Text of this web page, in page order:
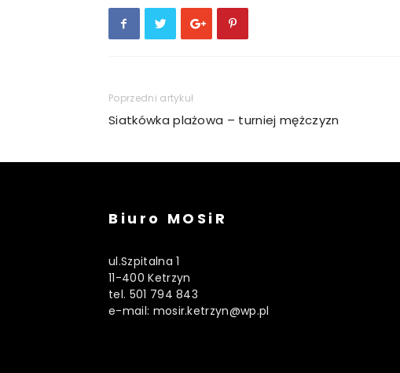
Poprzedni artykuł
Siatkówka plażowa – turniej mężczyzn
Biuro MOSiR
ul.Szpitalna 1
11-400 Ketrzyn
tel. 501 794 843
e-mail: mosir.ketrzyn@wp.pl